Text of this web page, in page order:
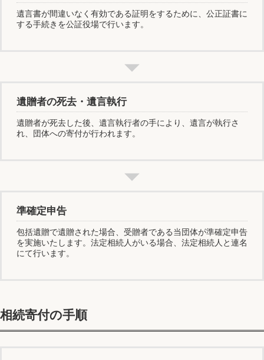
遺言書が間違いなく有効である証明をするために、公正証書に
する手続きを公証役場で行います。
遺贈者の死去・遺言執行
遺贈者が死去した後、遺言執行者の手により、遺言が執行さ
れ、団体への寄付が行われます。
準確定申告
包括遺贈で遺贈された場合、受贈者である当団体が準確定申告
を実施いたします。法定相続人がいる場合、法定相続人と連名
にて行います。
相続寄付の手順